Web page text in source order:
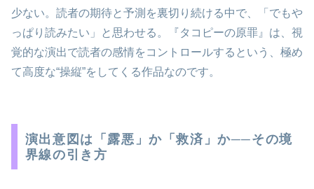
少ない。読者の期待と予測を裏切り続ける中で、「でもや
っぱり読みたい」と思わせる。『タコピーの原罪』は、視
覚的な演出で読者の感情をコントロールするという、極め
て高度な“操縦”をしてくる作品なのです。
演出意図は「露悪」か「救済」か──その境
界線の引き方